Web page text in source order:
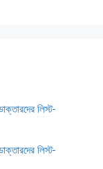
লিস্ট-
লিস্ট-